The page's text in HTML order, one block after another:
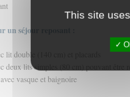
un séjour reposant :
lit double (140 cm) et placards
deux lits simples (80 cm) pouvant être
vasque et baignoire
This site